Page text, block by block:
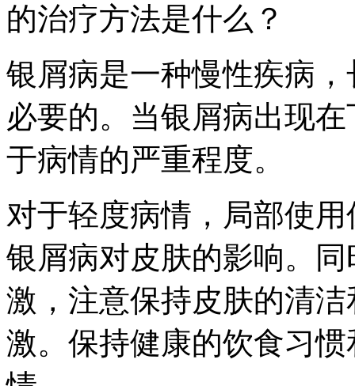
的治疗方法是什么？
银屑病是一种慢性疾病
必要的。当银屑病出现
于病情的严重程度。
对于轻度病情，局部使
银屑病对皮肤的影响。
激，注意保持皮肤的清
激。保持健康的饮食习